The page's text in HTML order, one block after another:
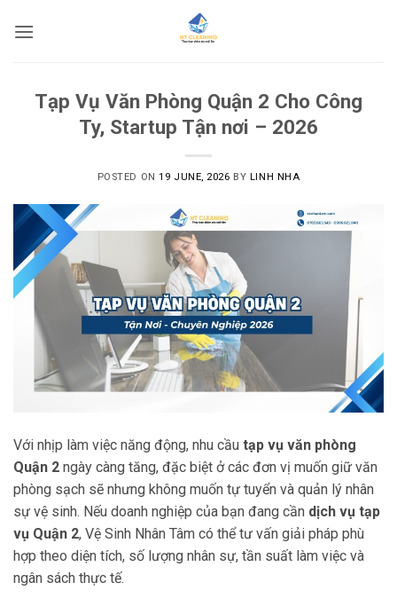
Tạp Vụ Văn Phòng Quận 2 Cho Công
Ty, Startup Tận nơi – 2026
POSTED ON19 JUNE, 2026 BY LINH NHA
Với nhịp làm việc năng động, nhu cầu tạp vụ văn phòng
Quận 2 ngày càng tăng, đặc biệt ở các đơn vị muốn giữ văn
phòng sạch sẽ nhưng không muốn tự tuyển và quản lý nhân
sự vệ sinh. Nếu doanh nghiệp của bạn đang cần dịch vụ tạp
vụ Quận 2, Vệ Sinh Nhân Tâm có thể tư vấn giải pháp phù
hợp theo diện tích, số lượng nhân sự, tần suất làm việc và
ngân sách thực tế.